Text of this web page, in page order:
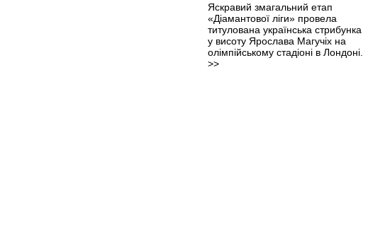
Яскравий змагальний етап
«Діамантової ліги» провела
титулована українська стрибунка
у висоту Ярослава Магучіх на
олімпійському стадіоні в Лондоні.
>>